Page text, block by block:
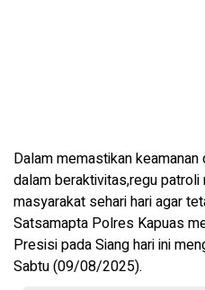
Dalam memastikan
dalam beraktivitas,regu
masyarakat sehari hari agar
Satsamapta Polres Kapuas
Presisi pada Siang hari ini
Sabtu (09/08/2025).